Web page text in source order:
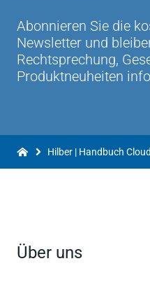
„Das
RA Matthias
„Fazit: Das
Computing.“
Abonnieren Sie die
Newsletter und
Rechtsprechung,
Produktneuheiten
Hilber | Handbuch
Über uns